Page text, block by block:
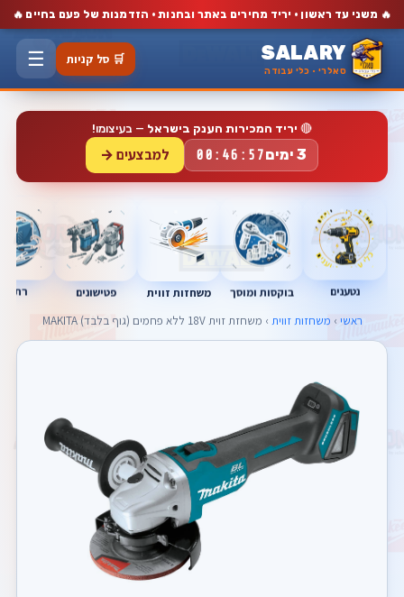
🔥 משני עד ראשון · יריד מחירים באתר ובחנות · הזדמנות של פעם בחיים🔥
SALARY
סאלרי · כלי עבודה
🛒 סל קניות ☰
🔴 יריד המכירות הענק בישראל — בעיצומו!
3 ימים 00:46:57 למבצעים →
נטענים בוקסות ומוסך משחזות זווית פטישונים
ראשי › משחזות זווית › משחזת זוית 18V ללא פחמים (גוף בלבד) MAKITA